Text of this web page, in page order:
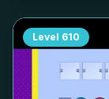
Level 610